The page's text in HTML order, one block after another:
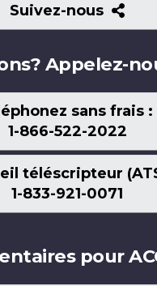
Suivez-nous
Appelez-
sans frais :
1-866-522-2022
téléscripteur
1-833-921-0071
pour